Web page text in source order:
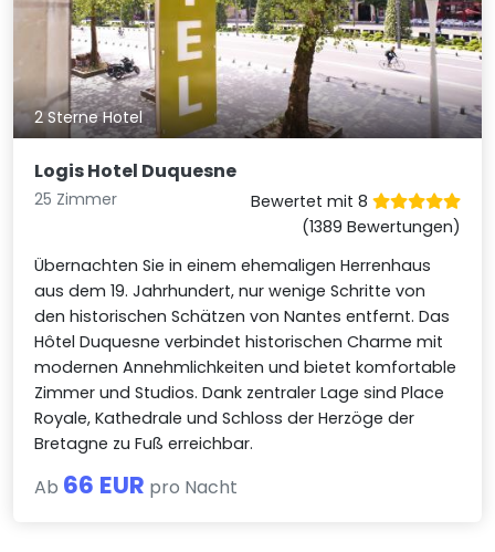
2 Sterne Hotel
Logis Hotel Duquesne
25 Zimmer
Bewertet mit 8
(1389 Bewertungen)
Übernachten Sie in einem ehemaligen Herrenhaus
aus dem 19. Jahrhundert, nur wenige Schritte von
den historischen Schätzen von Nantes entfernt. Das
Hôtel Duquesne verbindet historischen Charme mit
modernen Annehmlichkeiten und bietet komfortable
Zimmer und Studios. Dank zentraler Lage sind Place
Royale, Kathedrale und Schloss der Herzöge der
Bretagne zu Fuß erreichbar.
Ab 66 EUR pro Nacht